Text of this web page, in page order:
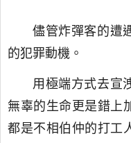
儘管炸彈客的遭
的犯罪動機。
用極端方式去宣
無辜的生命更是錯上
都是不相伯仲的打工